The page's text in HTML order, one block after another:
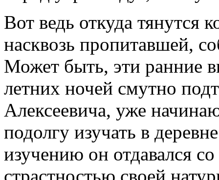
Вот ведь откуда тянутся
насквозь пропитавшей,
Может быть, эти ранние
летних ночей смутно
Алексеевича, уже
подолгу изучать в
изучению он отдавался
страстностью своей